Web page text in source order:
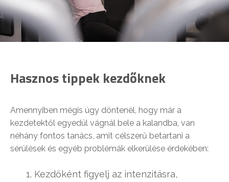
Hasznos tippek kezdőknek
Amennyiben mégis úgy döntenél, hogy már a
kezdetektől egyedül vágnál bele a kalandba, van
néhány fontos tanács, amit célszerű betartani a
sérülések és egyéb problémák elkerülése érdekében:
Kezdőként figyelj az intenzitásra,